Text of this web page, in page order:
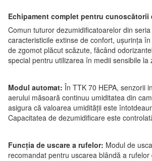
Echipament complet pentru cunoscătorii
Comun tuturor dezumidificatoarelor din
caracteristicile extinse de confort, ușurința
de zgomot plăcut scăzute, făcând
special pentru utilizarea în medii sensibile la
Modul automat: În TTK 70 HEPA, senzorii
aerului măsoară continuu umiditatea din
asigura că valoarea umidității este
Capacitatea de dezumidificare este
Funcția de uscare a rufelor: Modul de
recomandat pentru uscarea blândă a